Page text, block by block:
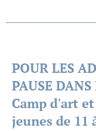
POUR LES
PAUSE DANS
Camp d'art
jeunes de 11